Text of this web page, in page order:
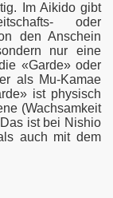
Im Aikido gibt
oder
den Anschein
nur eine
«Garde» oder
als Mu-Kamae
ist physisch
(Wachsamkeit
ist bei Nishio
auch mit dem